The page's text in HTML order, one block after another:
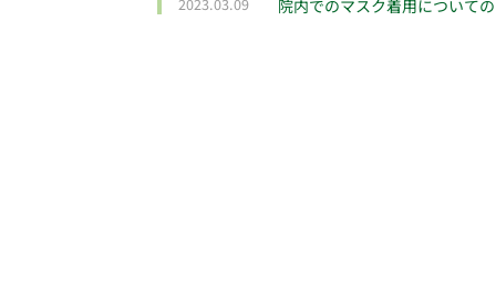
院内でのマスク着用について